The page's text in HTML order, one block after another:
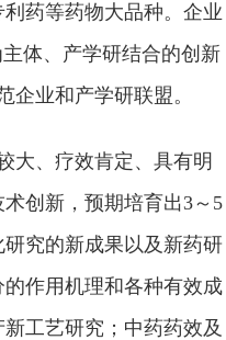
药等药物大品种。企业
体、产学研结合的创新
业和产学研联盟。
、疗效肯定、具有明
创新，预期培育出3～5
究的新成果以及新药研
作用机理和各种有效成
工艺研究；中药药效及